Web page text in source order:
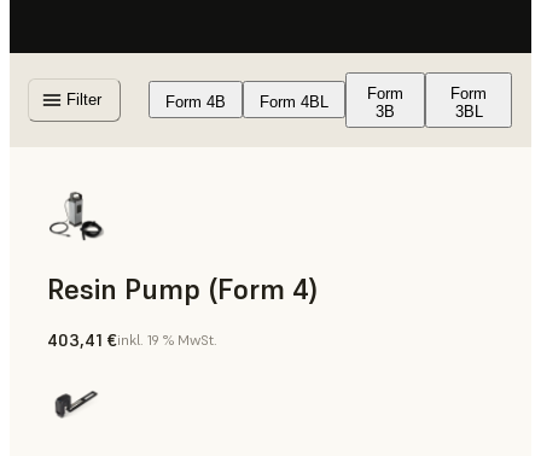
Filter Form 4B Form 4BL
Form
3B
Form
3BL
Resin Pump (Form 4)
403,41 €inkl. 19 % MwSt.